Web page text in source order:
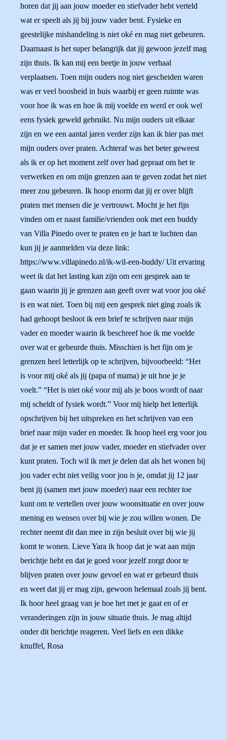
horen dat jij aan jouw moeder en stiefvader hebt verteld
wat er speelt als jij bij jouw vader bent. Fysieke en
geestelijke mishandeling is niet oké en mag niet gebeuren.
Daarnaast is het super belangrijk dat jij gewoon jezelf mag
zijn thuis. Ik kan mij een beetje in jouw verhaal
verplaatsen. Toen mijn ouders nog niet gescheiden waren
was er veel boosheid in huis waarbij er geen ruimte was
voor hoe ik was en hoe ik mij voelde en werd er ook wel
eens fysiek geweld gebruikt. Nu mijn ouders uit elkaar
zijn en we een aantal jaren verder zijn kan ik hier pas met
mijn ouders over praten. Achteraf was het beter geweest
als ik er op het moment zelf over had gepraat om het te
verwerken en om mijn grenzen aan te geven zodat het niet
meer zou gebeuren. Ik hoop enorm dat jij er over blijft
praten met mensen die je vertrouwt. Mocht je het fijn
vinden om er naast familie/vrienden ook met een buddy
van Villa Pinedo over te praten en je hart te luchten dan
kun jij je aanmelden via deze link:
https://www.villapinedo.nl/ik-wil-een-buddy/ Uit ervaring
weet ik dat het lasting kan zijn om een gesprek aan te
gaan waarin jij je grenzen aan geeft over wat voor jou oké
is en wat niet. Toen bij mij een gesprek niet ging zoals ik
had gehoopt besloot ik een brief te schrijven naar mijn
vader en moeder waarin ik beschreef hoe ik me voelde
over wat er gebeurde thuis. Misschien is het fijn om je
grenzen heel letterlijk op te schrijven, bijvoorbeeld: “Het
is voor mij oké als jij (papa of mama) je uit hoe je je
voelt.” “Het is niet oké voor mij als je boos wordt of naar
mij scheldt of fysiek wordt.” Voor mij hielp het letterlijk
opschrijven bij het uitspreken en het schrijven van een
brief naar mijn vader en moeder. Ik hoop heel erg voor jou
dat je er samen met jouw vader, moeder en stiefvader over
kunt praten. Toch wil ik met je delen dat als het wonen bij
jou vader echt niet veilig voor jou is je, omdat jij 12 jaar
bent jij (samen met jouw moeder) naar een rechter toe
kunt om te vertellen over jouw woonsituatie en over jouw
mening en wensen over bij wie je zou willen wonen. De
rechter neemt dit dan mee in zijn besluit over bij wie jij
komt te wonen. Lieve Yara ik hoop dat je wat aan mijn
berichtje hebt en dat je goed voor jezelf zorgt door te
blijven praten over jouw gevoel en wat er gebeurd thuis
en weet dat jij er mag zijn, gewoon helemaal zoals jij bent.
Ik hoor heel graag van je hoe het met je gaat en of er
veranderingen zijn in jouw situatie thuis. Je mag altijd
onder dit berichtje reageren. Veel liefs en een dikke
knuffel, Rosa